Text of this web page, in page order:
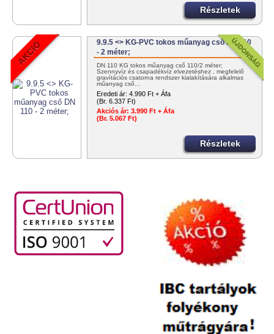
Részletek
9.9.5 <> KG-PVC tokos műanyag cső DN 110
- 2 méter;
DN 110 KG tokos műanyag cső 110/2 méter;
Szennyvíz és csapadékvíz elvezetéshez , megfelelő
gravítációs csatorna rendszer kialakítására alkalmas
műanyag cső…
Eredeti ár: 4.990 Ft + Áfa
(Br. 6.337 Ft)
Akciós ár: 3.990 Ft + Áfa
(Br. 5.067 Ft)
Részletek